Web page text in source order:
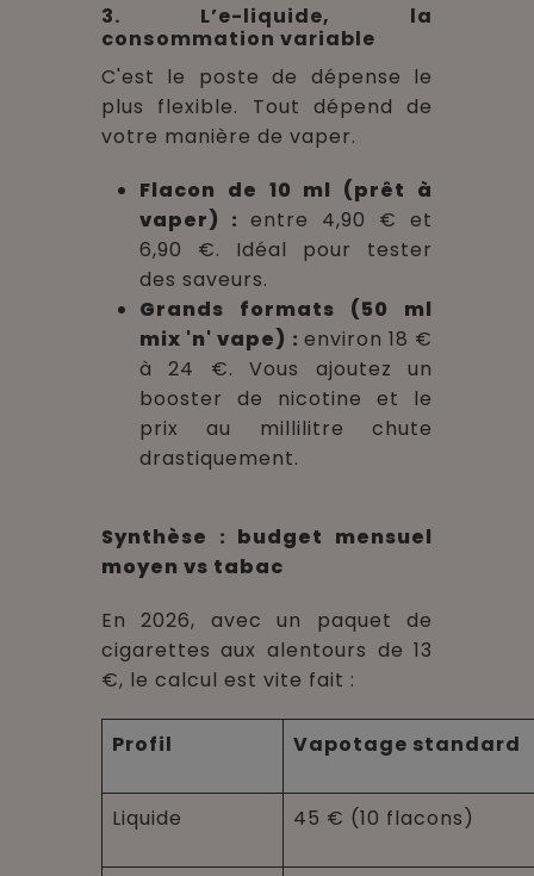
3. L’e-liquide, la
consommation variable
C'est le poste de dépense le
plus flexible. Tout dépend de
votre manière de vaper.
Flacon de 10 ml (prêt à
vaper) : entre 4,90 € et
6,90 €. Idéal pour tester
des saveurs.
Grands formats (50 ml
mix 'n' vape) : environ 18 €
à 24 €. Vous ajoutez un
booster de nicotine et le
prix au millilitre chute
drastiquement.
Synthèse : budget mensuel
moyen vs tabac
En 2026, avec un paquet de
cigarettes aux alentours de 13
€, le calcul est vite fait :
Profil Vapotage standard
Liquide 45 € (10 flacons)